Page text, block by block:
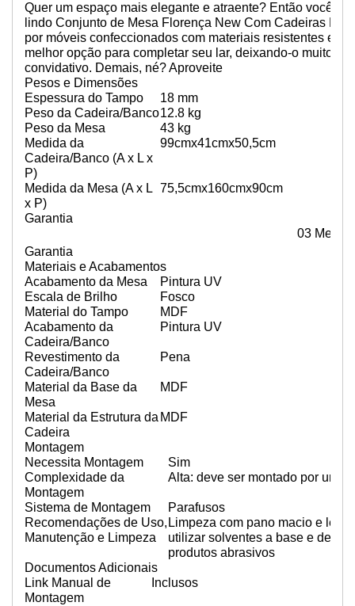
Quer um espaço mais elegante e atraente? Então você
lindo Conjunto de Mesa Florença New Com Cadeiras
por móveis confeccionados com materiais resistentes e
melhor opção para completar seu lar, deixando-o muito
convidativo. Demais, né? Aproveite
Pesos e Dimensões
Espessura do Tampo
18 mm
Peso da Cadeira/Banco12.8 kg
Peso da Mesa
43 kg
Medida da
Cadeira/Banco (A x L x
P)
99cmx41cmx50,5cm
Medida da Mesa (A x L
x P)
75,5cmx160cmx90cm
Garantia
Garantia
03 Meses
Materiais e Acabamentos
Acabamento da Mesa
Pintura UV
Escala de Brilho
Fosco
Material do Tampo
MDF
Acabamento da
Cadeira/Banco
Pintura UV
Revestimento da
Cadeira/Banco
Pena
Material da Base da
Mesa
MDF
Material da Estrutura da
Cadeira
MDF
Montagem
Necessita Montagem
Sim
Complexidade da
Montagem
Alta: deve ser montado por um
Sistema de Montagem
Parafusos
Recomendações de Uso,
Manutenção e Limpeza
Limpeza com pano macio e
utilizar solventes a base e de
produtos abrasivos
Documentos Adicionais
Link Manual de
Montagem
Inclusos